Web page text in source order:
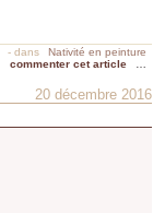
- dans
Nativité en peinture
commenter cet article
20 décembre 2016